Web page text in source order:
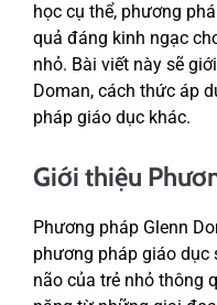
học cụ thể, phương
quả đáng kinh ngạc
nhỏ. Bài viết này sẽ
Doman, cách thức áp
pháp giáo dục khác.
Giới thiệu
Phương pháp Glenn
phương pháp giáo dục
não của trẻ nhỏ thông